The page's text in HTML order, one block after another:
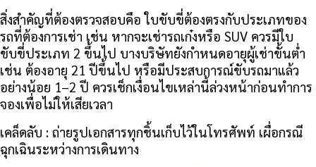
สิ่งสำคัญที่ต้องตรวจสอบคือ ใบขับขี่ต้องตรงกับประเภทของ
รถที่ต้องการเช่า เช่น หากจะเช่ารถเก๋งหรือ SUV ควรมีใบ
ขับขี่ประเภท 2 ขึ้นไป บางบริษัทยังกำหนดอายุผู้เช่าขั้นต่ำ
เช่น ต้องอายุ 21 ปีขึ้นไป หรือมีประสบการณ์ขับรถมาแล้ว
อย่างน้อย 1–2 ปี ควรเช็กเงื่อนไขเหล่านี้ล่วงหน้าก่อนทำการ
จองเพื่อไม่ให้เสียเวลา
เคล็ดลับ : ถ่ายรูปเอกสารทุกชิ้นเก็บไว้ในโทรศัพท์ เผื่อกรณี
ฉุกเฉินระหว่างการเดินทาง